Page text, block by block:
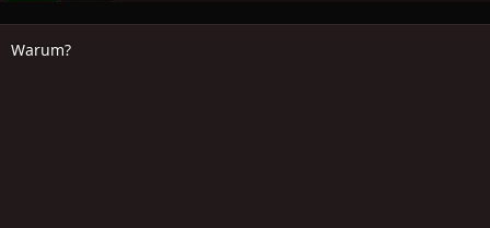
Warum?